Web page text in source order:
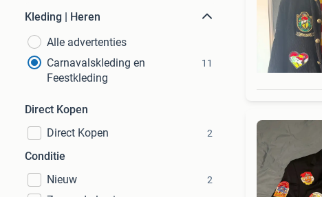
Kleding | Heren
Alle advertenties
Carnavalskleding en
Feestkleding
11
Direct Kopen
Direct Kopen
2
Conditie
Nieuw
2